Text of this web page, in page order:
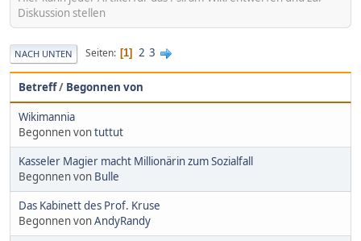
Diskussion stellen
NACH UNTEN Seiten 1 2 3
Betreff/ Begonnen von
Wikimannia
Begonnen vontuttut
Kasseler Magier macht Millionärin zum Sozialfall
Begonnen von Bulle
Das Kabinett des Prof. Kruse
Begonnen vonAndyRandy